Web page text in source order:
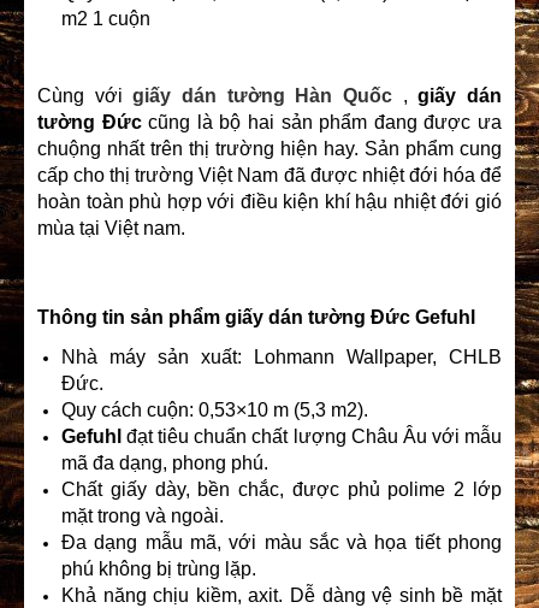
m2 1 cuộn
Cùng vớigiấy dán tường Hàn Quốc ,giấy dán
tường Đứccũng là bộ hai sản phẩm đang được ưa
chuộng nhất trên thị trường hiện hay. Sản phẩm cung
cấp cho thị trường Việt Nam đã được nhiệt đới hóa để
hoàn toàn phù hợp với điều kiện khí hậu nhiệt đới gió
mùa tại Việt nam.
Thông tin sản phẩm giấy dán tường Đức Gefuhl
Nhà máy sản xuất: Lohmann Wallpaper, CHLB
Đức.
Quy cách cuộn: 0,53×10 m (5,3 m2).
Gefuhlđạt tiêu chuẩn chất lượng Châu Âu với mẫu
mã đa dạng, phong phú.
Chất giấy dày, bền chắc, được phủ polime 2 lớp
mặt trong và ngoài.
Đa dạng mẫu mã, với màu sắc và họa tiết phong
phú không bị trùng lặp.
Khả năng chịu kiềm, axit. Dễ dàng vệ sinh bề mặt